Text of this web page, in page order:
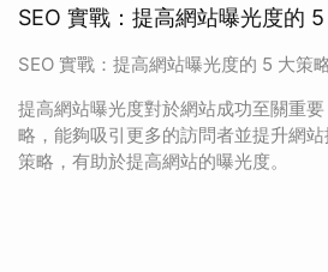
SEO 實戰：提高網站曝光度的
SEO 實戰：提高網站曝光度的 5 大策
提高網站曝光度對於網站成功至關重
略，能夠吸引更多的訪問者並提升網
策略，有助於提高網站的曝光度。